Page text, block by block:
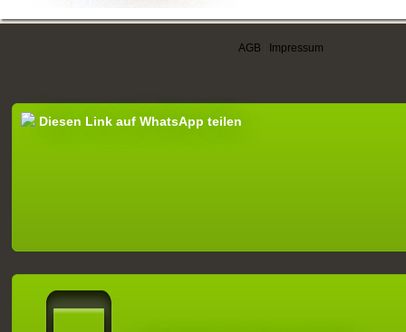
AGB Impressum
Diesen Link auf WhatsApp teilen